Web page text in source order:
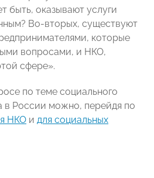
быть, оказывают услуги
Во-вторых, существуют
которые
вопросами, и НКО,
сфере».
по теме социального
в России можно, перейдя по
НКО и для социальных